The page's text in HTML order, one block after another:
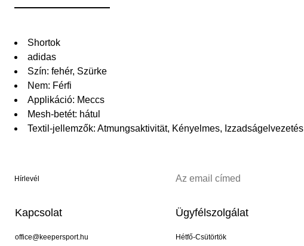
Shortok
adidas
Szín: fehér, Szürke
Nem: Férfi
Applikáció: Meccs
Mesh-betét: hátul
Textil-jellemzők: Atmungsaktivität, Kényelmes, Izzadságelvezetés
Hírlevél
Kapcsolat
office@keepersport.hu
Ügyfélszolgálat
Hétfő-Csütörtök